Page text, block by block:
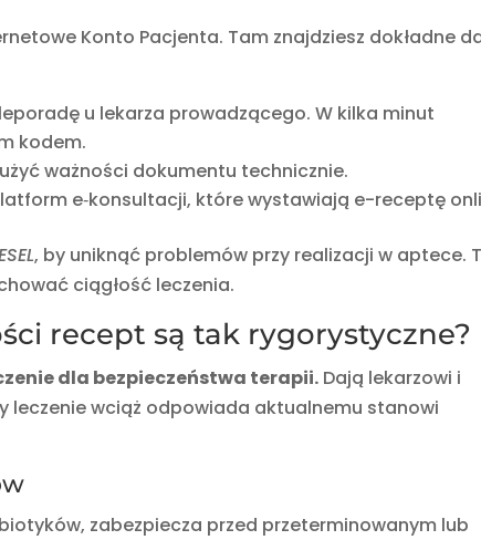
Konto Pacjenta. Tam znajdziesz dokładne
u lekarza prowadzącego. W kilka minut
kodem.
ważności dokumentu technicznie.
e‑konsultacji, które wystawiają e-receptę
, by uniknąć problemów przy realizacji w aptece.
ciągłość leczenia.
recept są tak rygorystyczne?
dla bezpieczeństwa terapii. Dają lekarzowi i
leczenie wciąż odpowiada aktualnemu stanowi
zabezpiecza przed przeterminowanym lub